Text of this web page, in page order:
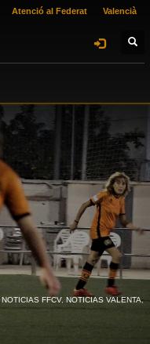
Atenció al Federat Valencià
NOTICIAS FFCV, NOTICIAS VALENTA,